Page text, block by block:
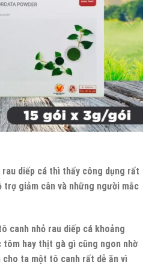
rau diếp cá thì thấy công dụng rất
giảm cân và những người mắc
canh nhỏ rau diếp cá khoảng
tôm hay thịt gà gì cũng ngon nhờ
cho ta một tô canh rất dễ ăn vì